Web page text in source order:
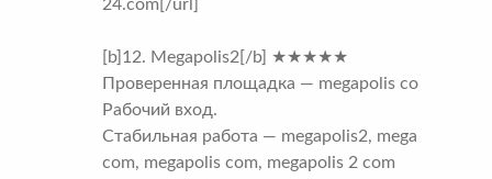
24.com[/url]
[b]12. Megapolis2[/b] ★★★★★
Проверенная площадка — megapolis com.
Рабочий вход.
Стабильная работа — megapolis2, megapolis2
com, megapolis com, megapolis 2 com